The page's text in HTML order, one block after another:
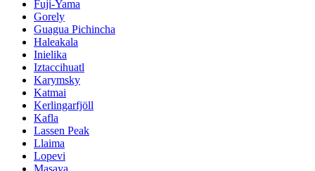
Fuji-Yama
Gorely
Guagua Pichincha
Haleakala
Inielika
Iztaccihuatl
Karymsky
Katmai
Kerlingarfjöll
Kafla
Lassen Peak
Llaima
Lopevi